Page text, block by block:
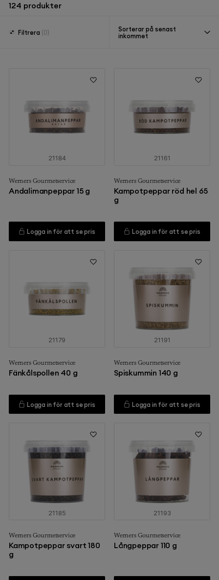
124 produkter
Filtrera (0)
Sorterar på senast
inkommet
21184
Werners Gourmetservice
Andalimanpeppar 15 g
Logga in för att se pris
21161
Werners Gourmetservice
Kampotpeppar röd hel 65
g
Logga in för att se pris
21179
Werners Gourmetservice
Fänkålspollen 40 g
Logga in för att se pris
21191
Werners Gourmetservice
Spiskummin 140 g
Logga in för att se pris
21185
Werners Gourmetservice
Kampotpeppar svart 180
g
21193
Werners Gourmetservice
Långpeppar 110 g